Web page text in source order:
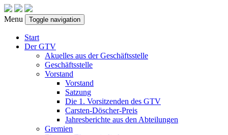
Menu Toggle navigation
Start
Der GTV
Akuelles aus der Geschäftsstelle
Geschäftsstelle
Vorstand
Vorstand
Satzung
Die 1. Vorsitzenden des GTV
Carsten-Döscher-Preis
Jahresberichte aus den Abteilungen
Gremien